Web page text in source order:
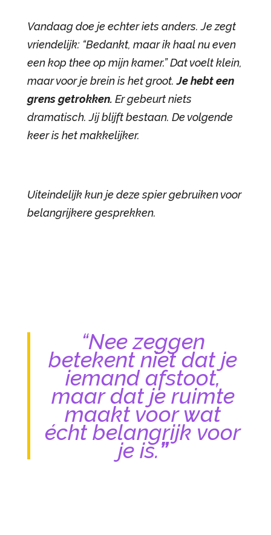
Vandaag doe je echter iets anders. Je zegt
vriendelijk: “Bedankt, maar ik haal nu even
een kop thee op mijn kamer.” Dat voelt klein,
maar voor je brein is het groot.Je hebt een
grens getrokken. Er gebeurt niets
dramatisch. Jij blijft bestaan. De volgende
keer is het makkelijker.
Uiteindelijk kun je deze spier gebruiken voor
belangrijkere gesprekken.
“Nee zeggen
betekent niet dat je
iemand afstoot,
maar dat je ruimte
maakt voor wat
écht belangrijk voor
je is.”